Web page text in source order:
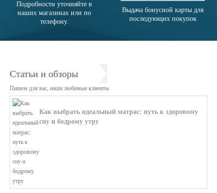
Подробности уточняйте в
наших магазинах или по
телефону.
Выдача бонусной карты для
последующих покупок
Статьи и обзоры
Пишем для вас, наши любимые клиенты
Как выбрать идеальный матрас: путь к здоровому
сну и бодрому утру